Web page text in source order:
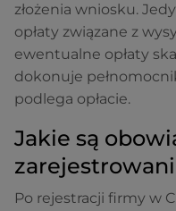
złożenia wniosku.
opłaty związane z
ewentualne opłaty
dokonuje
podlega opłacie.
Jakie są
Po rejestracji firmy w